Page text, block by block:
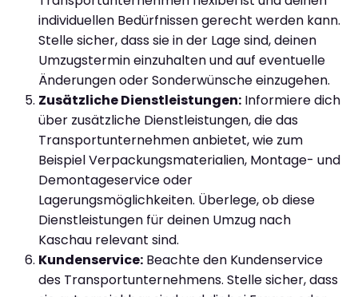
individuellen Bedürfnissen gerecht werden kann.
Stelle sicher, dass sie in der Lage sind, deinen
Umzugstermin einzuhalten und auf eventuelle
Änderungen oder Sonderwünsche einzugehen.
Zusätzliche Dienstleistungen: Informiere dich
über zusätzliche Dienstleistungen, die das
Transportunternehmen anbietet, wie zum
Beispiel Verpackungsmaterialien, Montage- und
Demontageservice oder
Lagerungsmöglichkeiten. Überlege, ob diese
Dienstleistungen für deinen Umzug nach
Kaschau relevant sind.
Kundenservice: Beachte den Kundenservice
des Transportunternehmens. Stelle sicher, dass